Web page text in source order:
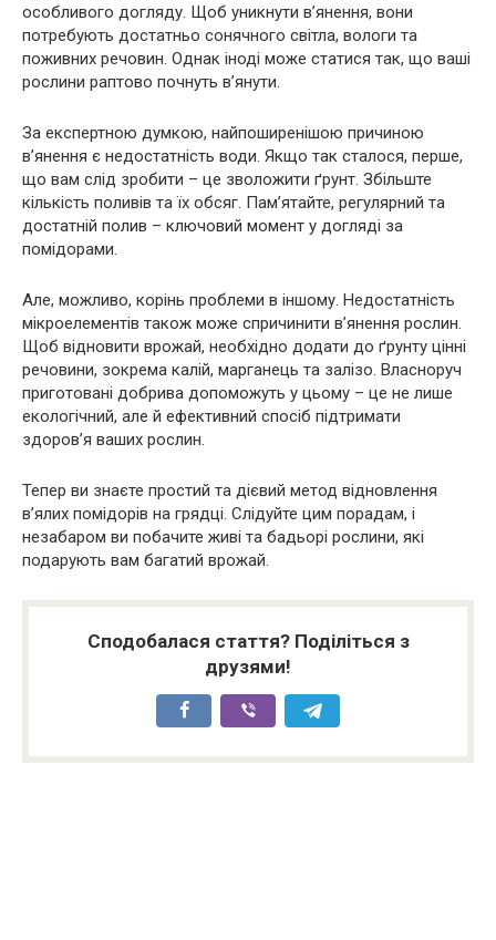
особливого догляду. Щоб уникнути в’янення, вони
потребують достатньо сонячного світла, вологи та
поживних речовин. Однак іноді може статися так, що ваші
рослини раптово почнуть в’янути.
За експертною думкою, найпоширенішою причиною
в’янення є недостатність води. Якщо так сталося, перше,
що вам слід зробити – це зволожити ґрунт. Збільште
кількість поливів та їх обсяг. Пам’ятайте, регулярний та
достатній полив – ключовий момент у догляді за
помідорами.
Але, можливо, корінь проблеми в іншому. Недостатність
мікроелементів також може спричинити в’янення рослин.
Щоб відновити врожай, необхідно додати до ґрунту цінні
речовини, зокрема калій, марганець та залізо. Власноруч
приготовані добрива допоможуть у цьому – це не лише
екологічний, але й ефективний спосіб підтримати
здоров’я ваших рослин.
Тепер ви знаєте простий та дієвий метод відновлення
в’ялих помідорів на грядці. Слідуйте цим порадам, і
незабаром ви побачите живі та бадьорі рослини, які
подарують вам багатий врожай.
Сподобалася стаття? Поділіться з
друзями!